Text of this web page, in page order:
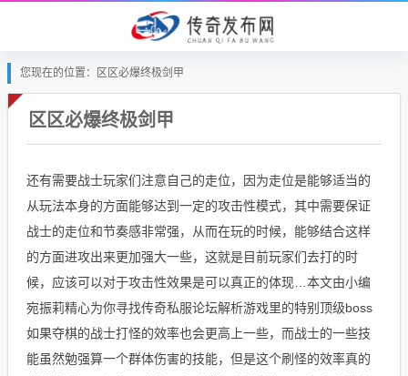
您现在的位置：区区必爆终极剑甲
区区必爆终极剑甲
还有需要战士玩家们注意自己的走位，因为走位是能够适当的
从玩法本身的方面能够达到一定的攻击性模式，其中需要保证
战士的走位和节奏感非常强，从而在玩的时候，能够结合这样
的方面进攻出来更加强大一些，这就是目前玩家们去打的时
候，应该可以对于攻击性效果是可以真正的体现…本文由小编
宛振莉精心为你寻找传奇私服论坛解析游戏里的特别顶级boss
如果夺棋的战士打怪的效率也会更高上一些，而战士的一些技
能虽然勉强算一个群体伤害的技能，但是这个刷怪的效率真的